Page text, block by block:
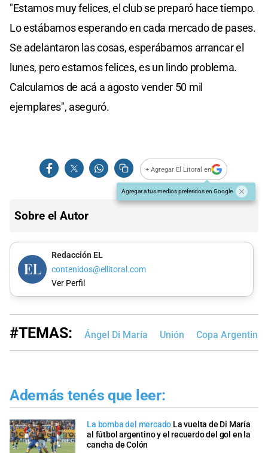
"Estamos muy felices, el club se preparó hace tiempo.
Lo estábamos esperando en cada mercado de pases.
Se adelantaron las cosas, esperábamos arrancar el
lunes, pero estamos felices, es un lindo problema.
Calculamos de acá a agosto vender 50 mil
ejemplares", aseguró.
+ Agregar El Litoral en
Agregar a tus medios preferidos en Google
Sobre el Autor
Redacción EL
contenidos@ellitoral.com
Ver Perfil
#TEMAS: Ángel Di María Unión Copa Argentina
Además tenés que leer:
La bomba del mercado La vuelta de Di María
al fútbol argentino y el recuerdo del gol en la
cancha de Colón